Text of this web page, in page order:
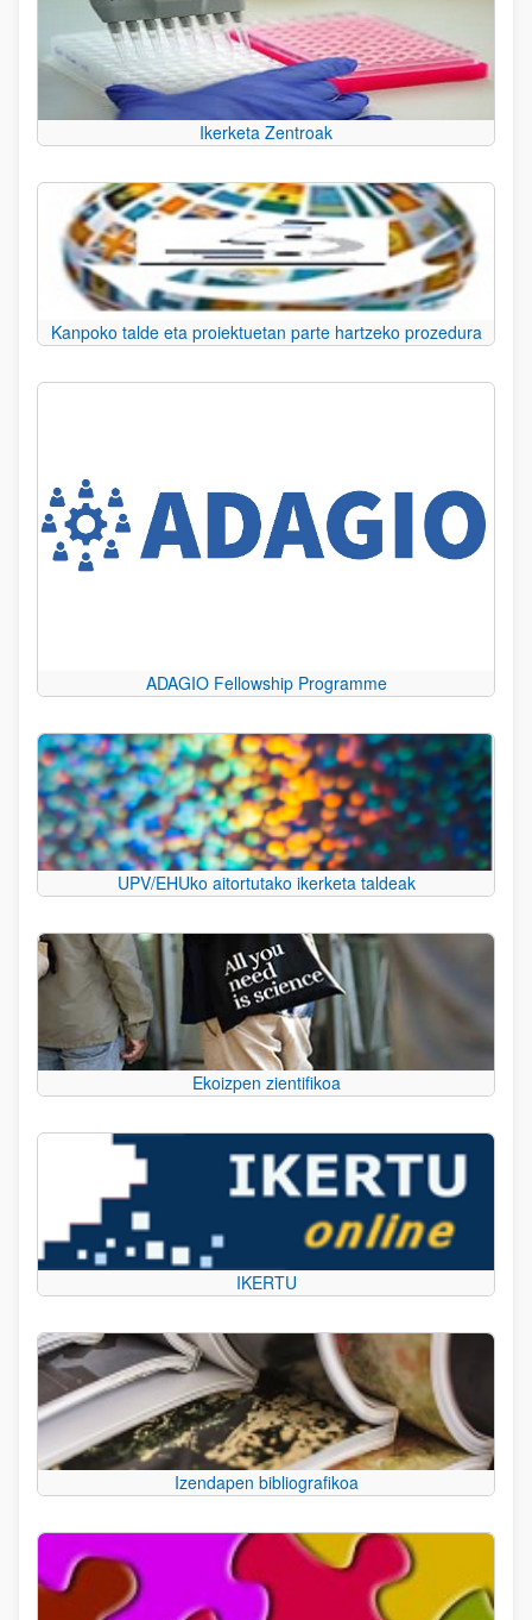
Ikerketa Zentroak
Kanpoko talde eta proiektuetan parte hartzeko prozedura
ADAGIO Fellowship Programme
UPV/EHUko aitortutako ikerketa taldeak
Ekoizpen zientifikoa
IKERTU
Izendapen bibliografikoa